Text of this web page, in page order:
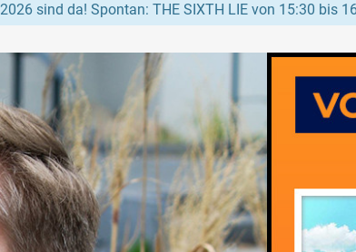
2026 sind da! Spontan: THE SIXTH LIE von 15:30 bis